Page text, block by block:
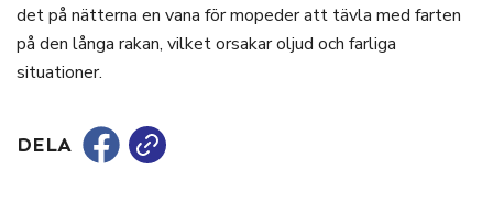
det på nätterna en vana för mopeder att tävla med farten
på den långa rakan, vilket orsakar oljud och farliga
situationer.
DELA